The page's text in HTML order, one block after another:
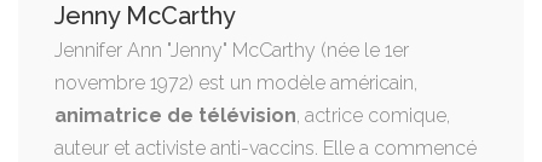
Jenny McCarthy
Jennifer Ann "Jenny" McCarthy (née le 1er
novembre 1972) est un modèle américain,
animatrice de télévision, actrice comique,
auteur et activiste anti-vaccins. Elle a commencé